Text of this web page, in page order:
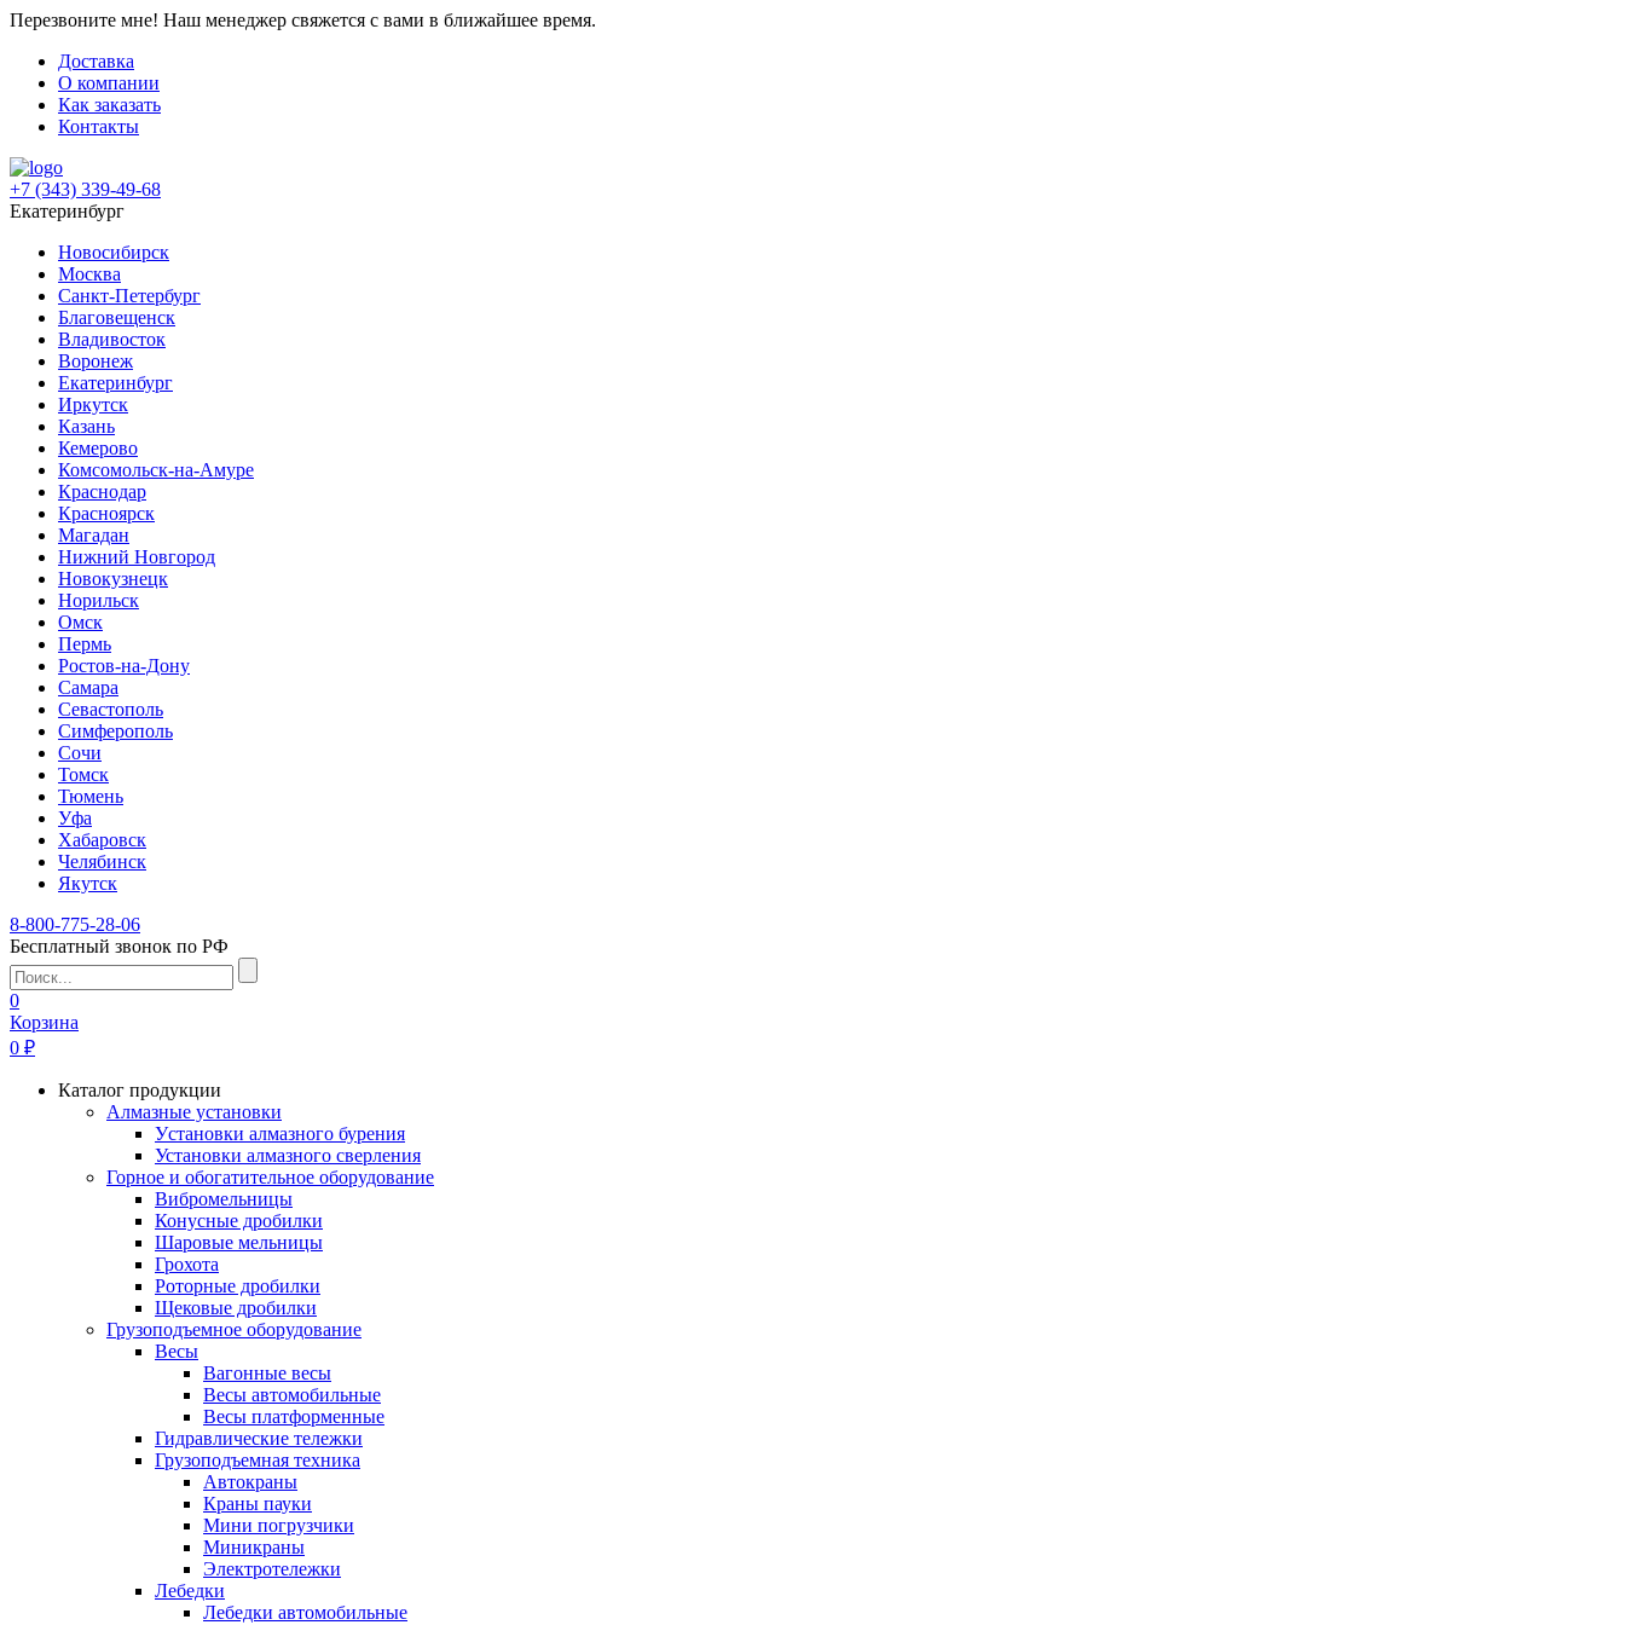
Перезвоните мне! Наш менеджер свяжется с вами в ближайшее время.
Доставка
О компании
Как заказать
Контакты
+7 (343) 339-49-68
Екатеринбург
Новосибирск
Москва
Санкт-Петербург
Благовещенск
Владивосток
Воронеж
Екатеринбург
Иркутск
Казань
Кемерово
Комсомольск-на-Амуре
Краснодар
Красноярск
Магадан
Нижний Новгород
Новокузнецк
Норильск
Омск
Пермь
Ростов-на-Дону
Самара
Севастополь
Симферополь
Сочи
Томск
Тюмень
Уфа
Хабаровск
Челябинск
Якутск
8-800-775-28-06
Бесплатный звонок по РФ
0
Корзина
0 ₽
Каталог продукции
Алмазные установки
Уcтановки алмазного бурения
Установки алмазного сверления
Горное и обогатительное оборудование
Вибромельницы
Конусные дробилки
Шаровые мельницы
Грохота
Роторные дробилки
Щековые дробилки
Грузоподъемное оборудование
Весы
Вагонные весы
Весы автомобильные
Весы платформенные
Гидравлические тележки
Грузоподъемная техника
Автокраны
Краны пауки
Мини погрузчики
Миникраны
Электротележки
Лебедки
Лебедки автомобильные